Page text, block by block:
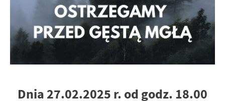
Dnia 27.02.2025 r. od godz. 18.00